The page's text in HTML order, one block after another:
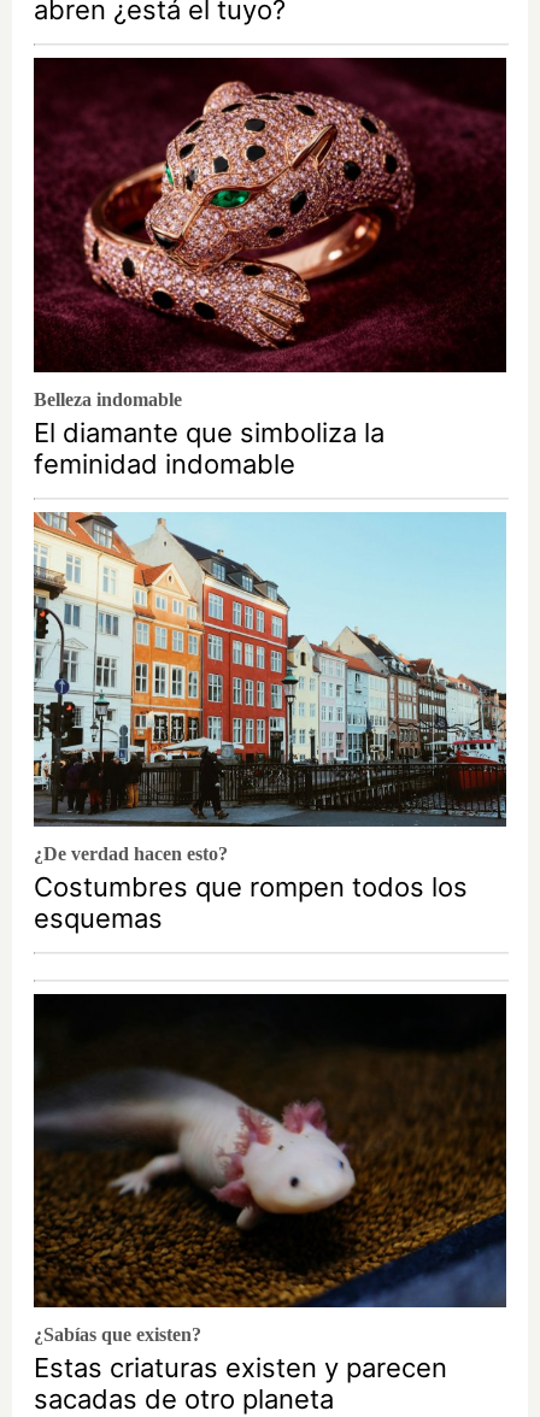
abren ¿está el tuyo?
Belleza indomable
El diamante que simboliza la
feminidad indomable
¿De verdad hacen esto?
Costumbres que rompen todos los
esquemas
¿Sabías que existen?
Estas criaturas existen y parecen
sacadas de otro planeta